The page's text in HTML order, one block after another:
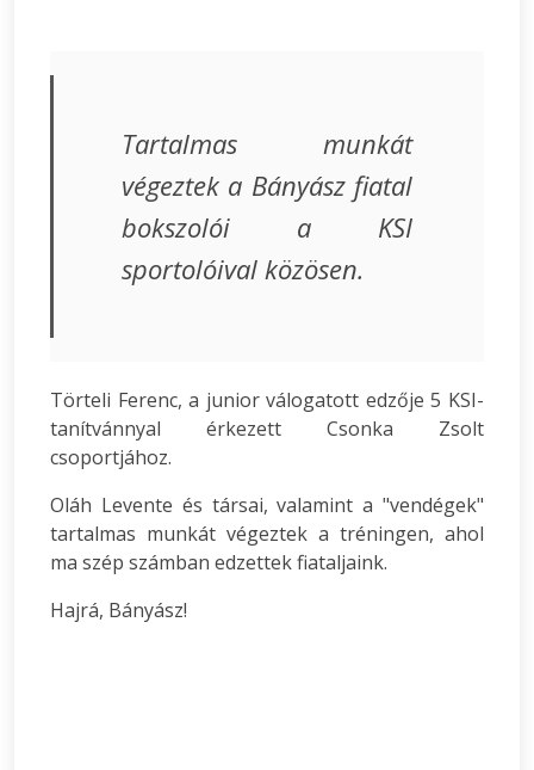
Tartalmas munkát
végeztek a Bányász fiatal
bokszolói a KSI
sportolóival közösen.
Törteli Ferenc, a junior válogatott edzője 5 KSI-
tanítvánnyal érkezett Csonka Zsolt
csoportjához.
Oláh Levente és társai, valamint a "vendégek"
tartalmas munkát végeztek a tréningen, ahol
ma szép számban edzettek fiataljaink.
Hajrá, Bányász!